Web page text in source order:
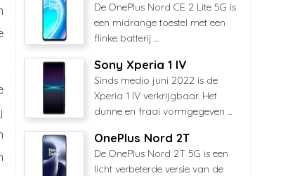
De OnePlus Nord CE 2 Lite 5G is
een midrange toestel met een
flinke batterij ...
Sony Xperia 1 IV
Sinds medio juni 2022 is de
Xperia 1 IV verkrijgbaar. Het
dunne en fraai vormgegeven ...
OnePlus Nord 2T
De OnePlus Nord 2T 5G is een
licht verbeterde versie van de